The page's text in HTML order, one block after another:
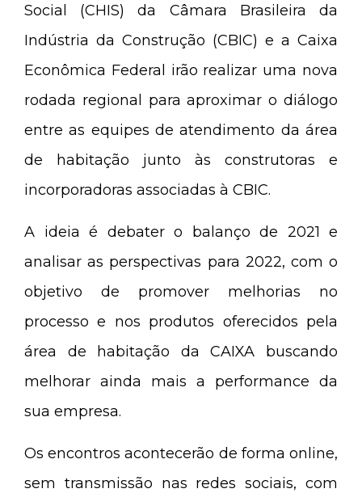
Social (CHIS) da Câmara Brasileira da
Indústria da Construção (CBIC) e a Caixa
Econômica Federal irão realizar uma nova
rodada regional para aproximar o diálogo
entre as equipes de atendimento da área
de habitação junto às construtoras e
incorporadoras associadas à CBIC.
A ideia é debater o balanço de 2021 e
analisar as perspectivas para 2022, com o
objetivo de promover melhorias no
processo e nos produtos oferecidos pela
área de habitação da CAIXA buscando
melhorar ainda mais a performance da
sua empresa.
Os encontros acontecerão de forma online,
sem transmissão nas redes sociais, com